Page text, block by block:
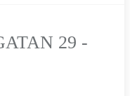
29 -